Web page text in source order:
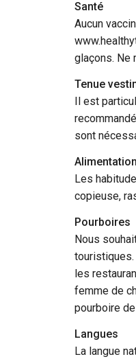
Température
Santé
Aucun
glaçons. Ne
Tenue
Il est
sont
Alimentation
Les
copieuse,
Pourboires
Nous
touristiques.
les
femme de
pourboire
Langues
La langue